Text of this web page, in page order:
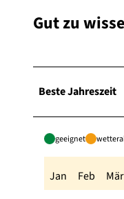
Gut zu
Beste Jahreszeit
geeignet
Jan Feb Mär